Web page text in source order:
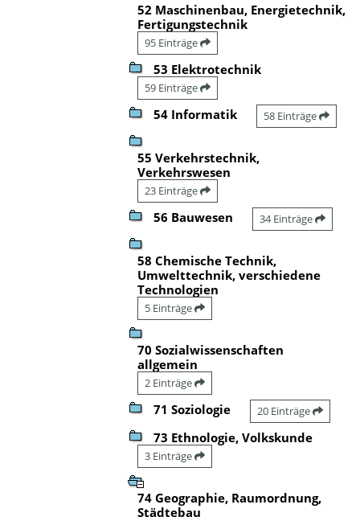
52 Maschinenbau, Energietechnik,
Fertigungstechnik
95 Einträge
53 Elektrotechnik
59 Einträge
54 Informatik 58 Einträge
55 Verkehrstechnik,
Verkehrswesen
23 Einträge
56 Bauwesen 34 Einträge
58 Chemische Technik,
Umwelttechnik, verschiedene
Technologien
5 Einträge
70 Sozialwissenschaften
allgemein
2 Einträge
71 Soziologie 20 Einträge
73 Ethnologie, Volkskunde
3 Einträge
74 Geographie, Raumordnung,
Städtebau